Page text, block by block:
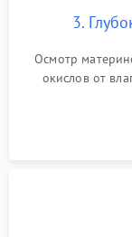
3.
Осмотр
окислов от
дежурных